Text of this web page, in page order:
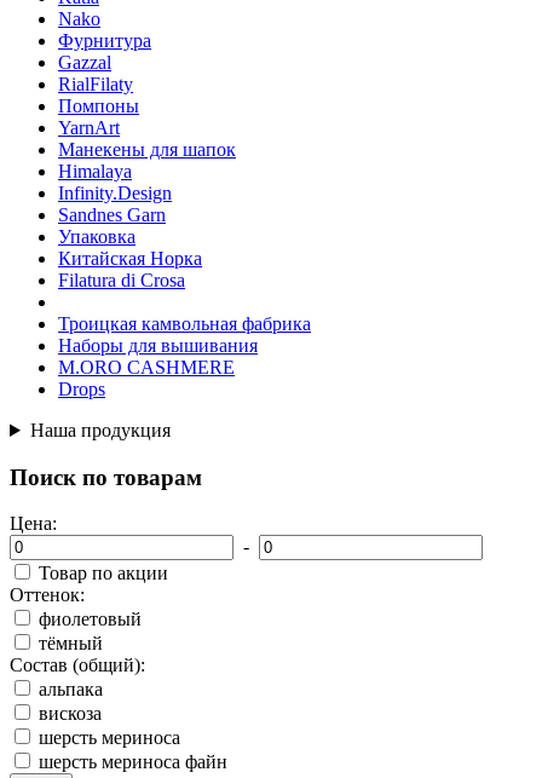
Nako
Фурнитура
Gazzal
RialFilaty
Помпоны
YarnArt
Манекены для шапок
Himalaya
Infinity.Design
Sandnes Garn
Упаковка
Китайская Норка
Filatura di Сrosa
Троицкая камвольная фабрика
Наборы для вышивания
M.ORO CASHMERE
Drops
Наша продукция
Поиск по товарам
Цена:
-
Товар по акции
Оттенок:
фиолетовый
тёмный
Состав (общий):
альпака
вискоза
шерсть мериноса
шерсть мериноса файн